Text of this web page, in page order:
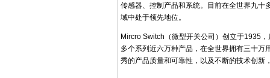
传感器、控制产品和系统。目前在全世界九十
域中处于领先地位。
Mircro Switch（微型开关公司）创立于1935
多个系列近六万种产品，在全世界拥有三十
秀的产品质量和可靠性，以及不断的技术创